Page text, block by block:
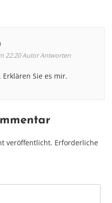
22:20AutorAntworten
Erklären Sie es mir.
veröffentlicht. Erforderliche